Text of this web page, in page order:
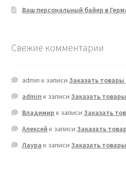
Ваш персональный байер в
Свежие комментарии
admin к записиЗаказать товары
admin к записиЗаказать
Владимир к записиЗаказать
Алексей к записиЗаказать
Лаура к записиЗаказать